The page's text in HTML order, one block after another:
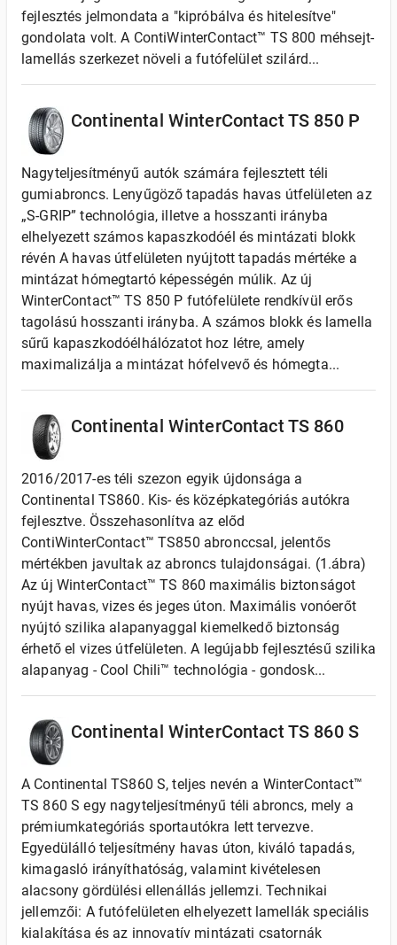
fejlesztés jelmondata a "kipróbálva és hitelesítve"
gondolata volt. A ContiWinterContact™ TS 800 méhsejt-
lamellás szerkezet növeli a futófelület szilárd...
Continental WinterContact TS 850 P
Nagyteljesítményű autók számára fejlesztett téli
gumiabroncs. Lenyűgöző tapadás havas útfelületen az
„S-GRIP” technológia, illetve a hosszanti irányba
elhelyezett számos kapaszkodóél és mintázati blokk
révén A havas útfelületen nyújtott tapadás mértéke a
mintázat hómegtartó képességén múlik. Az új
WinterContact™ TS 850 P futófelülete rendkívül erős
tagolású hosszanti irányba. A számos blokk és lamella
sűrű kapaszkodóélhálózatot hoz létre, amely
maximalizálja a mintázat hófelvevő és hómegta...
Continental WinterContact TS 860
2016/2017-es téli szezon egyik újdonsága a
Continental TS860. Kis- és középkategóriás autókra
fejlesztve. Összehasonlítva az előd
ContiWinterContact™ TS850 abronccsal, jelentős
mértékben javultak az abroncs tulajdonságai. (1.ábra)
Az új WinterContact™ TS 860 maximális biztonságot
nyújt havas, vizes és jeges úton. Maximális vonóerőt
nyújtó szilika alapanyaggal kiemelkedő biztonság
érhető el vizes útfelületen. A legújabb fejlesztésű szilika
alapanyag - Cool Chili™ technológia - gondosk...
Continental WinterContact TS 860 S
A Continental TS860 S, teljes nevén a WinterContact™
TS 860 S egy nagyteljesítményű téli abroncs, mely a
prémiumkategóriás sportautókra lett tervezve.
Egyedülálló teljesítmény havas úton, kiváló tapadás,
kimagasló irányíthatóság, valamint kivételesen
alacsony gördülési ellenállás jellemzi. Technikai
jellemzői: A futófelületen elhelyezett lamellák speciális
kialakítása és az innovatív mintázati csatornák